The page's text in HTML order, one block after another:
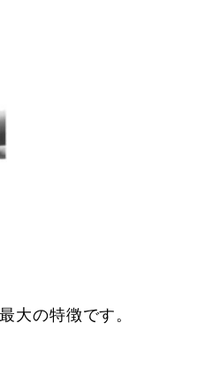
大の特徴です。